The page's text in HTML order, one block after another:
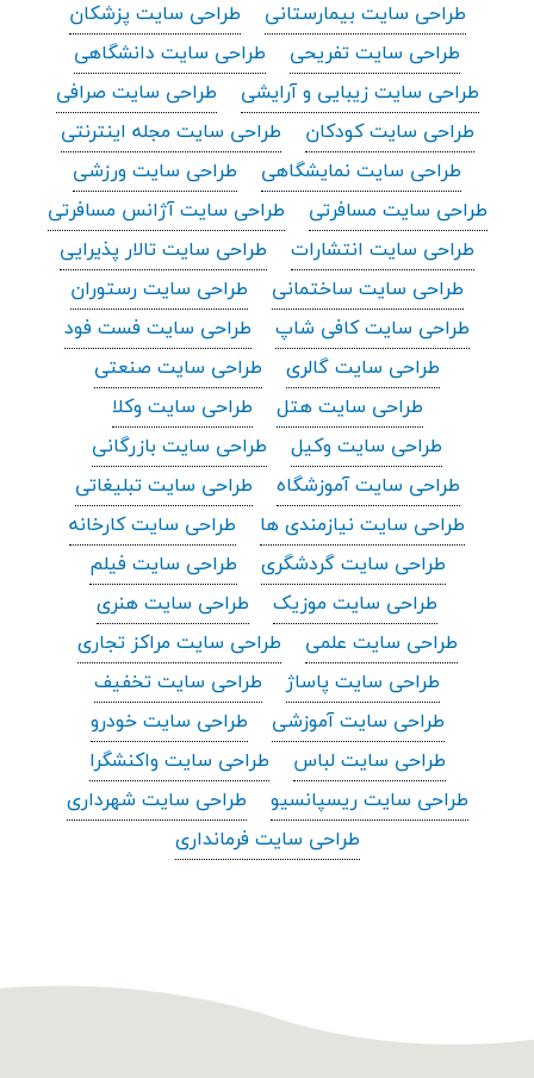
طراحی سایت بیمارستانی
طراحی سایت پزشکان
طراحی سایت تفریحی
طراحی سایت دانشگاهی
طراحی سایت زیبایی و آرایشی
طراحی سایت صرافی
طراحی سایت کودکان
طراحی سایت مجله اینترنتی
طراحی سایت نمایشگاهی
طراحی سایت ورزشی
طراحی سایت مسافرتی
طراحی سایت آژانس مسافرتی
طراحی سایت انتشارات
طراحی سایت تالار پذیرایی
طراحی سایت ساختمانی
طراحی سایت رستوران
طراحی سایت کافی شاپ
طراحی سایت فست فود
طراحی سایت گالری
طراحی سایت صنعتی
طراحی سایت هتل
طراحی سایت وکلا
طراحی سایت وکیل
طراحی سایت بازرگانی
طراحی سایت آموزشگاه
طراحی سایت تبلیغاتی
طراحی سایت نیازمندی ها
طراحی سایت کارخانه
طراحی سایت گردشگری
طراحی سایت فیلم
طراحی سایت موزیک
طراحی سایت هنری
طراحی سایت علمی
طراحی سایت مراکز تجاری
طراحی سایت پاساژ
طراحی سایت تخفیف
طراحی سایت آموزشی
طراحی سایت خودرو
طراحی سایت لباس
طراحی سایت واکنشگرا
طراحی سایت ریسپانسیو
طراحی سایت شهرداری
طراحی سایت فرمانداری